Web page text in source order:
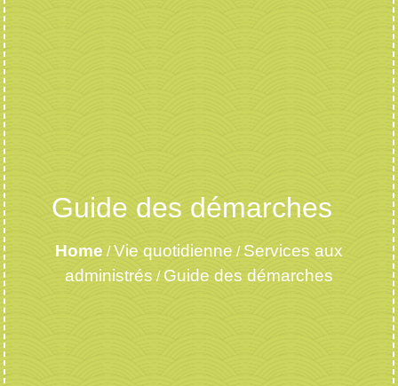
Guide des démarches
Home /Vie quotidienne / Services aux
administrés / Guide des démarches